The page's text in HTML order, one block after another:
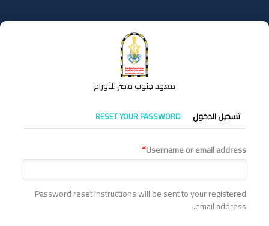
إلى
المحتوى
معهد جنوب مصر للأورام
التبويبات
الأساسية
تسجيل الدخول RESET YOUR PASSWORD
Username or email address
Password reset instructions will be sent to your registered
email address.